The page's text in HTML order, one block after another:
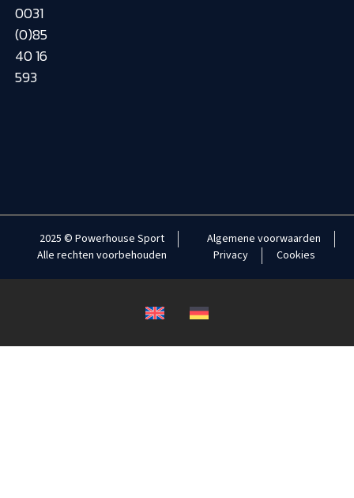
0031
(0)85
40 16
593
2025 © Powerhouse Sport
Alle rechten voorbehouden
Algemene voorwaarden
Privacy
Cookies